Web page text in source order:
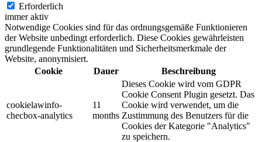
Erforderlich
immer aktiv
Notwendige Cookies sind für das ordnungsgemäße Funktionieren
der Website unbedingt erforderlich. Diese Cookies gewährleisten
grundlegende Funktionalitäten und Sicherheitsmerkmale der
Website, anonymisiert.
Cookie
Dauer Beschreibung
cookielawinfo-
checbox-analytics
11
months
Dieses Cookie wird vom GDPR
Cookie Consent Plugin gesetzt. Das
Cookie wird verwendet, um die
Zustimmung des Benutzers für die
Cookies der Kategorie "Analytics"
zu speichern.